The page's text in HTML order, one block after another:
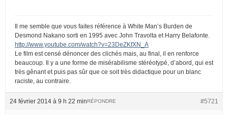
Il me semble que vous faites référence à White Man’s Burden de
Desmond Nakano sorti en 1995 avec John Travolta et Harry Belafonte.
http://www.youtube.com/watch?v=23DeZKfXN_A
Le film est censé dénoncer des clichés mais, au final, il en renforce
beaucoup. Il y a une forme de misérabilisme stéréotypé, d’abord, qui est
très gênant et puis pas sûr que ce soit très didactique pour un blanc
raciste, au contraire.
24 février 2014 à 9 h 22 min #5721
RÉPONDRE